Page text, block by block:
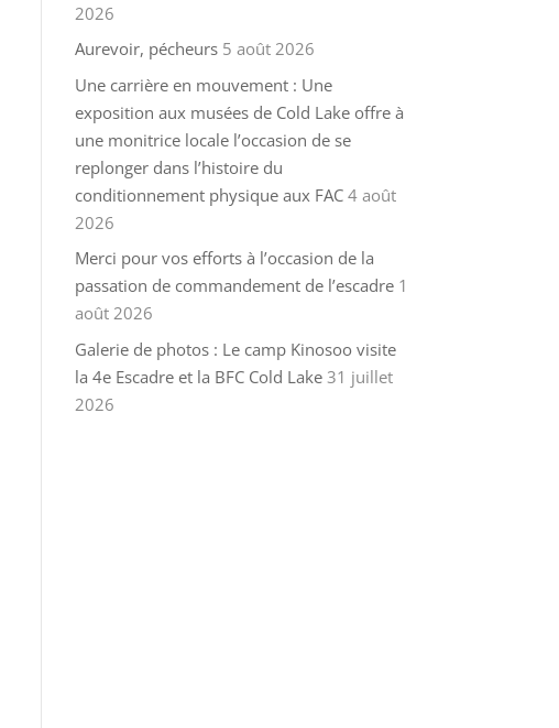
2026
Aurevoir, pécheurs 5 août 2026
Une carrière en mouvement : Une
exposition aux musées de Cold Lake offre à
une monitrice locale l’occasion de se
replonger dans l’histoire du
conditionnement physique aux FAC 4 août
2026
Merci pour vos efforts à l’occasion de la
passation de commandement de l’escadre 1
août 2026
Galerie de photos : Le camp Kinosoo visite
la 4e Escadre et la BFC Cold Lake 31 juillet
2026